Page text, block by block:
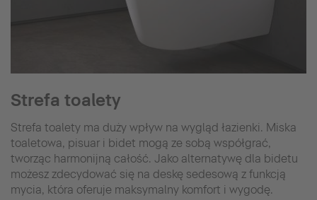
Strefa toalety
Strefa toalety ma duży wpływ na wygląd łazienki. Miska
toaletowa, pisuar i bidet mogą ze sobą współgrać,
tworząc harmonijną całość. Jako alternatywę dla bidetu
możesz zdecydować się na deskę sedesową z funkcją
mycia, która oferuje maksymalny komfort i wygodę.